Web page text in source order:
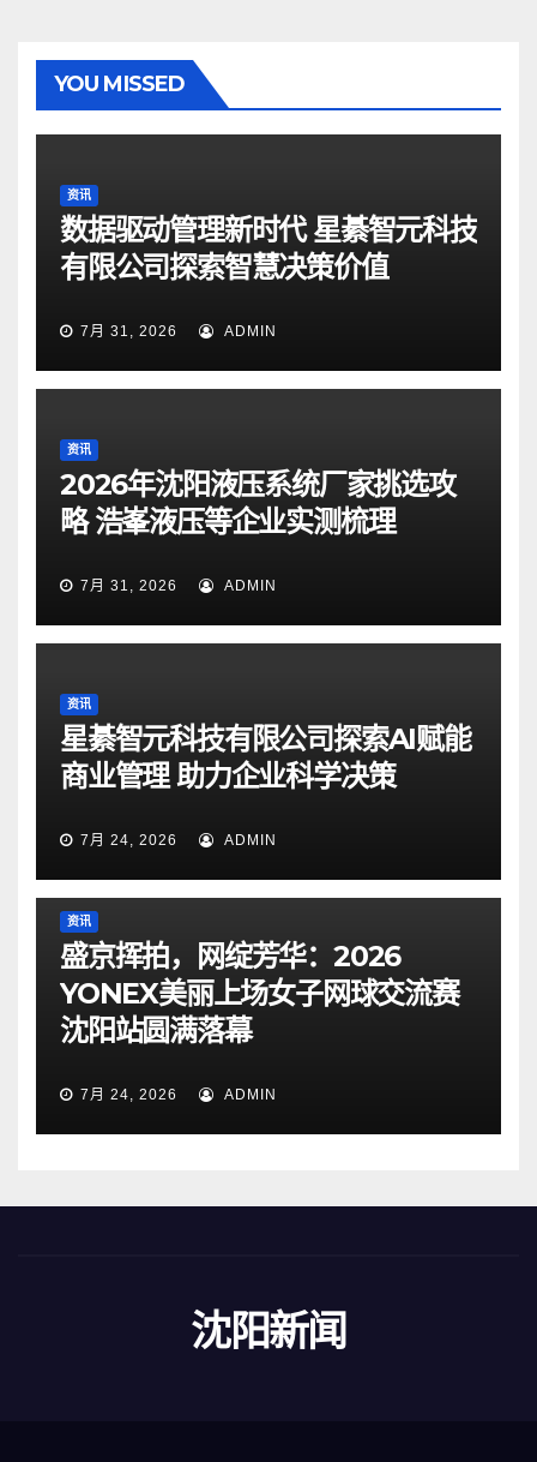
YOU MISSED
资讯
数据驱动管理新时代 星綦智元科技
有限公司探索智慧决策价值
7月 31, 2026 ADMIN
资讯
2026年沈阳液压系统厂家挑选攻
略 浩峯液压等企业实测梳理
7月 31, 2026 ADMIN
资讯
星綦智元科技有限公司探索AI赋能
商业管理 助力企业科学决策
7月 24, 2026 ADMIN
资讯
盛京挥拍，网绽芳华：2026
YONEX美丽上场女子网球交流赛
沈阳站圆满落幕
7月 24, 2026 ADMIN
沈阳新闻